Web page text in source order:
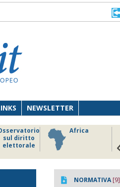
NEWSLETTER
sul diritto
elettorale
Africa
NORMATIVA[9]